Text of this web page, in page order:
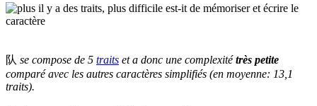
队 se compose de 5 traits et a donc une complexitétrès petite
comparé avec les autres caractères simplifiés (en moyenne: 13,1
traits).